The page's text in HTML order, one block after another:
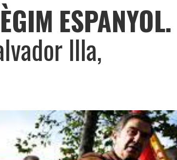
ESPANYOL.
Illa,